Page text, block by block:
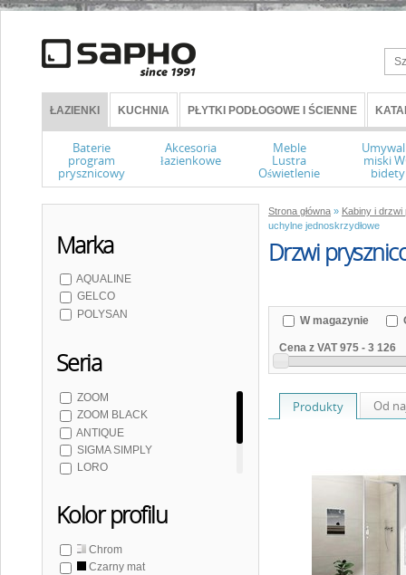
ŁAZIENKI KUCHNIA PŁYTKI PODŁOGOWE I ŚCIENNE
Baterie
program
prysznicowy
Akcesoria
łazienkowe
Meble
Lustra
Oświetlenie
miski
bidety
Strona główna » Kabiny i
uchylne jednoskrzydłowe
Drzwi
Marka
AQUALINE
GELCO
POLYSAN
Seria
ZOOM
ZOOM BLACK
ANTIQUE
SIGMA SIMPLY
LORO
Kolor profilu
Chrom
Czarny mat
W magazynie
Cena z VAT 975 - 3 126
Produkty Od